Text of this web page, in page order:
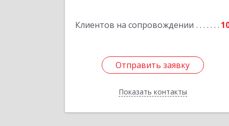
Клиентов на сопровождении
Отправить заявку
Показать контакты
Отправить заявку
Назад